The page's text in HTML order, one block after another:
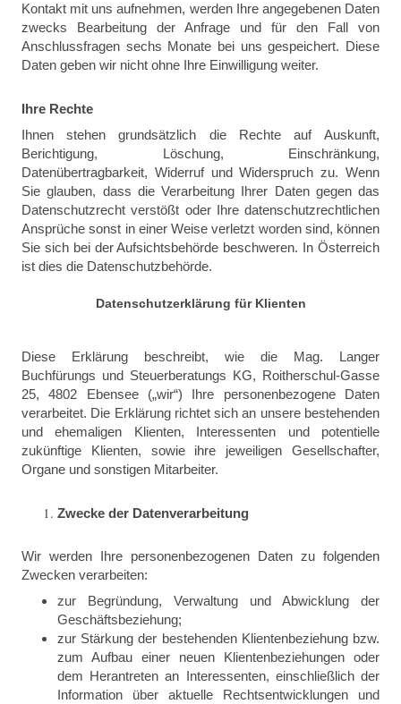
Kontakt mit uns aufnehmen, werden Ihre angegebenen Daten
zwecks Bearbeitung der Anfrage und für den Fall von
Anschlussfragen sechs Monate bei uns gespeichert. Diese
Daten geben wir nicht ohne Ihre Einwilligung weiter.
Ihre Rechte
Ihnen stehen grundsätzlich die Rechte auf
Auskunft,
Berichtigung, Löschung, Einschränkung,
Datenübertragbarkeit, Widerruf und Widerspruch zu. Wenn
Sie glauben, dass die Verarbeitung Ihrer Daten gegen das
Datenschutzrecht verstößt oder Ihre datenschutzrechtlichen
Ansprüche sonst in einer Weise verletzt worden sind, können
Sie sich bei der Aufsichtsbehörde beschweren. In Österreich
ist dies die Datenschutzbehörde.
Datenschutzerklärung für Klienten
Diese Erklärung beschreibt, wie die Mag. Langer
Buchfürungs und Steuerberatungs KG, Roitherschul-Gasse
25, 4802 Ebensee („wir“) Ihre personenbezogene Daten
verarbeitet. Die Erklärung richtet sich an unsere bestehenden
und ehemaligen Klienten, Interessenten und potentielle
zukünftige Klienten, sowie ihre jeweiligen Gesellschafter,
Organe und sonstigen Mitarbeiter.
Zwecke der Datenverarbeitung
Wir werden Ihre personenbezogenen Daten zu folgenden
Zwecken verarbeiten:
zur Begründung, Verwaltung und Abwicklung der
Geschäftsbeziehung;
zur Stärkung der bestehenden Klientenbeziehung bzw.
zum Aufbau einer neuen Klientenbeziehungen oder
dem Herantreten an Interessenten, einschließlich der
Information über aktuelle Rechtsentwicklungen und